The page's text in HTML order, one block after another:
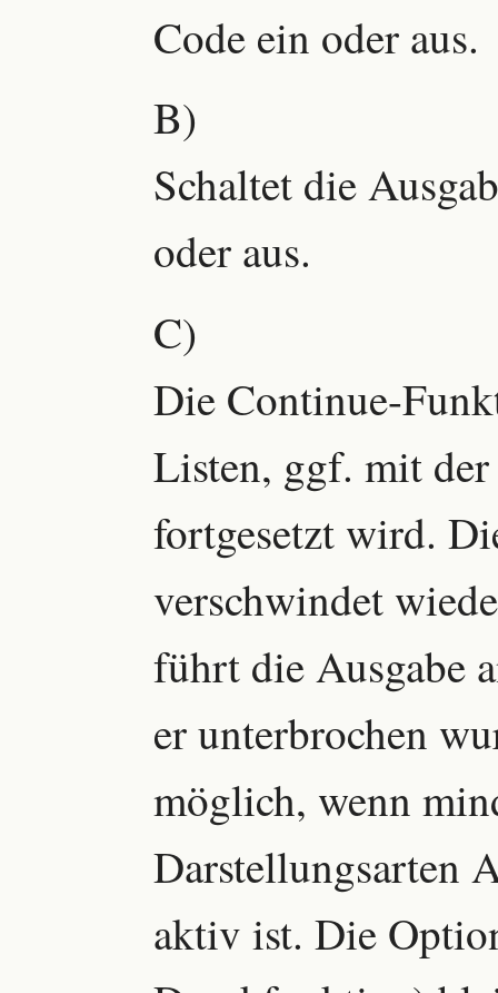
Code ein oder aus.
B)
Schaltet die
oder aus.
C)
Die Continue-
Listen, ggf. mit
fortgesetzt wird.
verschwindet
führt die Ausgabe
er unterbrochen
möglich, wenn
Darstellungsarten
aktiv ist. Die